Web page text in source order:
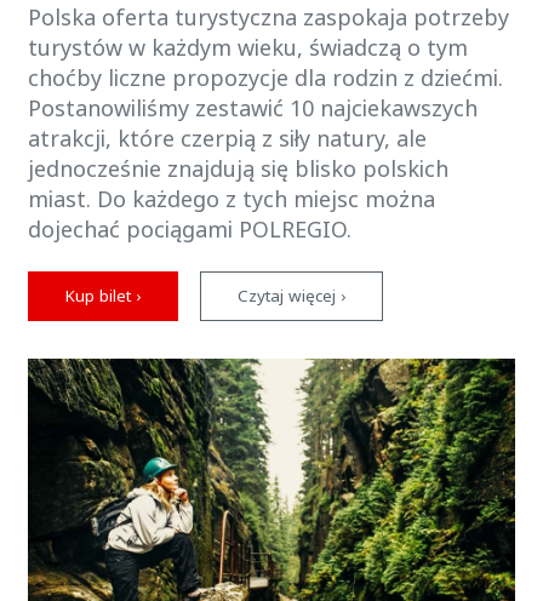
Polska oferta turystyczna zaspokaja potrzeby
turystów w każdym wieku, świadczą o tym
choćby liczne propozycje dla rodzin z dziećmi.
Postanowiliśmy zestawić 10 najciekawszych
atrakcji, które czerpią z siły natury, ale
jednocześnie znajdują się blisko polskich
miast. Do każdego z tych miejsc można
dojechać pociągami POLREGIO.
Kup bilet › Czytaj więcej ›